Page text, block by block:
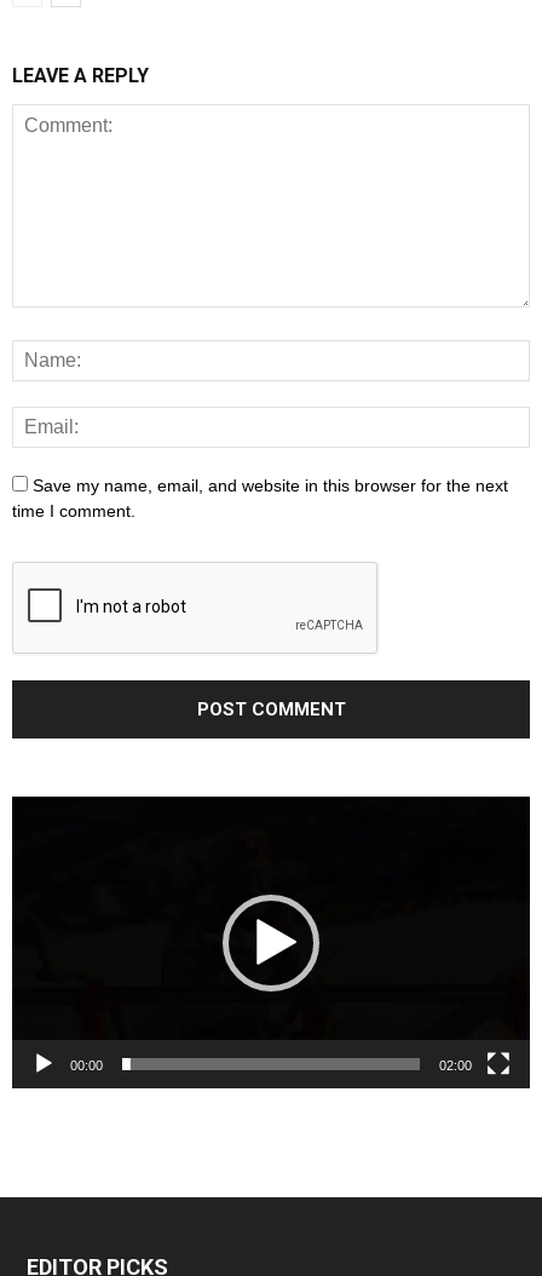
LEAVE A REPLY
Save my name, email, and website in this browser for the next
time I comment.
00:00 02:00
EDITOR PICKS